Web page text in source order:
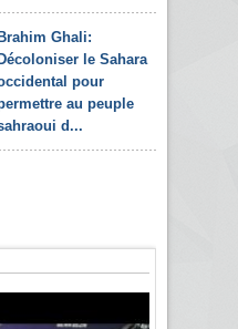
Ghali:
le Sahara
pour
au peuple
d...